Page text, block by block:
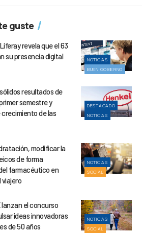
guste
NOTICIAS
BUEN GOBIERNO
revela que el 63
su presencia digital
DESTACADO
NOTICIAS
resultados de
semestre y
crecimiento de las
NOTICIAS
SOCIAL
modificar la
de forma
farmacéutico en
viajero
NOTICIAS
SOCIAL
el concurso
ideas innovadoras
de 50 años